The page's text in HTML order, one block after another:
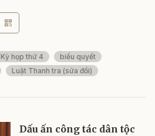
Kỳ họp thứ 4
biểu quyết
Luật Thanh tra (sửa đổi)
Dấu ấn công tác dân tộc